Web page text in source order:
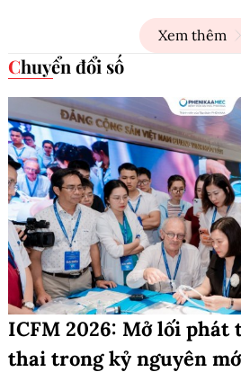
Xem thêm
Chuyển đổi số
ICFM 2026: Mở lối phát
thai trong kỷ nguyên